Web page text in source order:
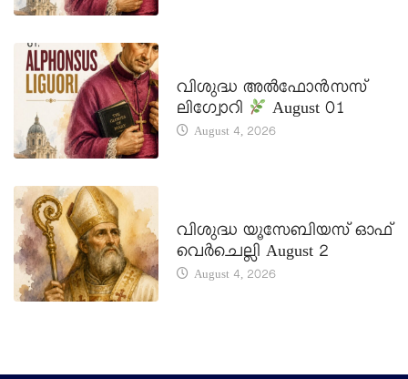
വിശുദ്ധ അൽഫോൻസസ്
ലിഗ്വോറി
August 01
August 4, 2026
വിശുദ്ധ യൂസേബിയസ് ഓഫ്
വെർചെല്ലി August 2
August 4, 2026